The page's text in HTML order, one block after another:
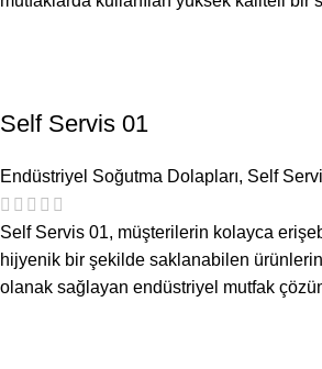
Self Servis 01
Endüstriyel Soğutma Dolapları, Self
Self Servis 01, müşterilerin kolayca
hijyenik bir şekilde saklanabilen
olanak sağlayan endüstriyel mutfak